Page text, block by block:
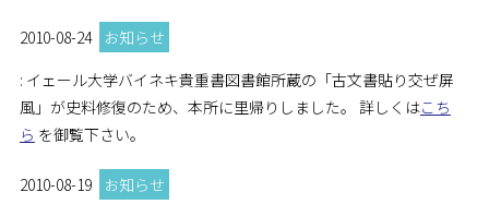
2010-08-24
お知らせ
: イェール大学バイネキ貴重書図書館所蔵の「古文書貼り交ぜ屏
風」が史料修復のため、本所に里帰りしました。 詳しくはこち
ら を御覧下さい。
2010-08-19 お知らせ